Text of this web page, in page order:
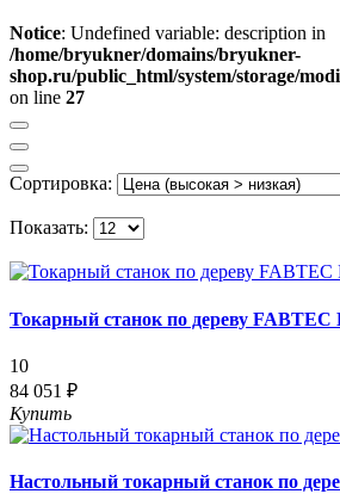
Notice: Undefined variable: description in
/home/bryukner/domains/bryukner-
shop.ru/public_html/system/storage/
on line 27
Сортировка:
Показать:
Токарный станок по дереву FABTEC
10
84 051 ₽
Купить
Настольный токарный станок по